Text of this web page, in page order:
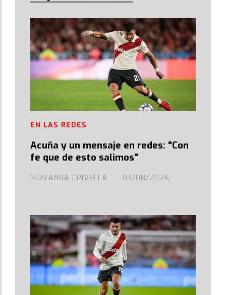
Acuña y un mensaje en redes: "Con
fe que de esto salimos"
GIOVANNA CRIVELLA
EN LAS REDES
03/08/2026